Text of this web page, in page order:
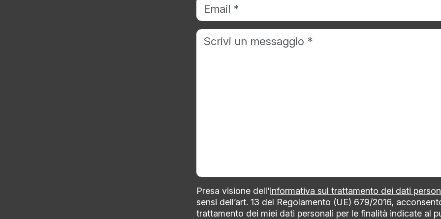
Presa visione dell'informativa sul trattamento dei dati
sensi dell’art. 13 del Regolamento (UE) 679/2016,
trattamento dei miei dati personali per le finalità indicate al